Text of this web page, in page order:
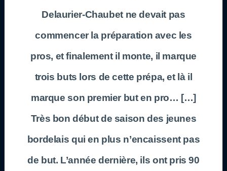
Delaurier-Chaubet ne devait pas
commencer la préparation avec les
pros, et finalement il monte, il marque
trois buts lors de cette prépa, et là il
marque son premier but en pro… […]
Très bon début de saison des jeunes
bordelais qui en plus n’encaissent pas
de but. L’année dernière, ils ont pris 90